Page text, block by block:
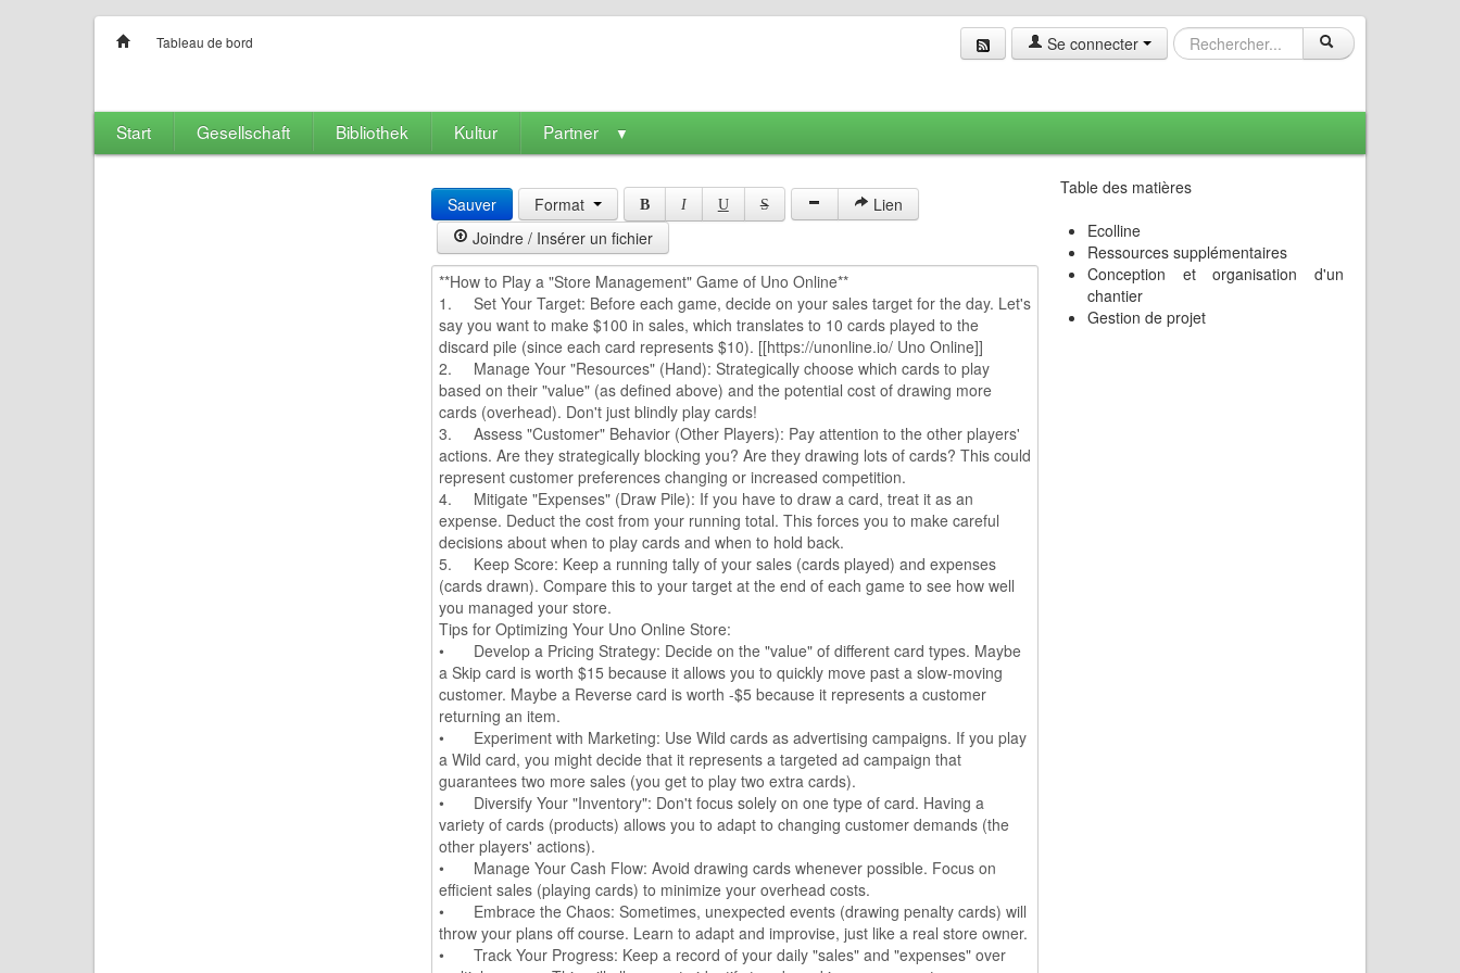
Se connecter
Tableau de bord
Start Gesellschaft Bibliothek Kultur Partner ▼
Sauver Format B I U S
Lien
Joindre / Insérer un fichier
Table des matières
Ecolline
Ressources supplémentaires
Conception et organisation d'un
chantier
Gestion de projet